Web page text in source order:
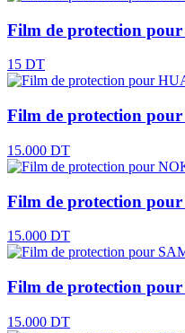
Film de protection pour
15 DT
Film de protection
15.000 DT
Film de protection
15.000 DT
Film de protection
15.000 DT